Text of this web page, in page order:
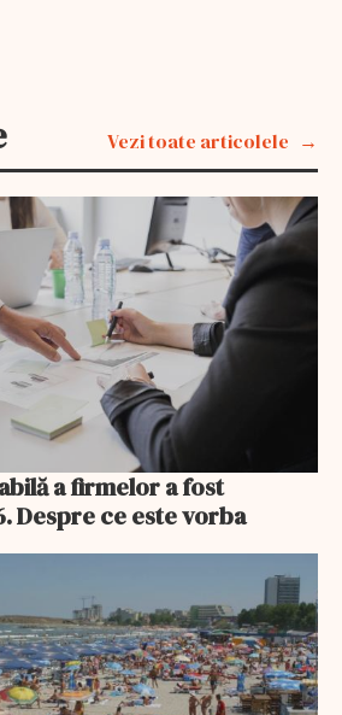
Vezi toate articolele
a firmelor a fost
Despre ce este vorba